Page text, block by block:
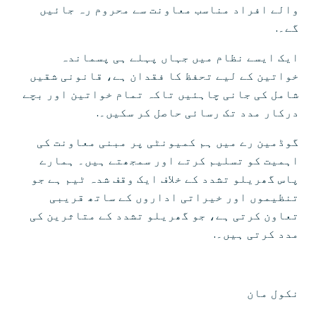
والے افراد مناسب معاونت سے محروم رہ جائیں
گے۔.
ایک ایسے نظام میں جہاں پہلے ہی پسماندہ
خواتین کے لیے تحفظ کا فقدان ہے، قانونی شقیں
شامل کی جانی چاہئیں تاکہ تمام خواتین اور بچے
درکار مدد تک رسائی حاصل کر سکیں۔.
گوڈمین رے میں ہم کمیونٹی پر مبنی معاونت کی
اہمیت کو تسلیم کرتے اور سمجھتے ہیں۔ ہمارے
پاس گھریلو تشدد کے خلاف ایک وقف شدہ ٹیم ہے جو
تنظیموں اور خیراتی اداروں کے ساتھ قریبی
تعاون کرتی ہے، جو گھریلو تشدد کے متاثرین کی
مدد کرتی ہیں۔.
نکول مان